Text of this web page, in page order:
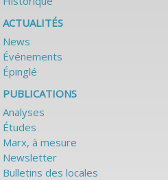
ACTUALITÉS
News
Événements
Épinglé
PUBLICATIONS
Analyses
Études
Marx, à mesure
Newsletter
Bulletins des locales